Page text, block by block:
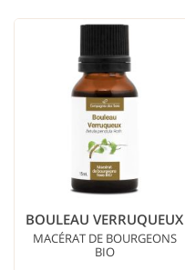
BOULEAU VERRUQUEUX
MACÉRAT DE BOURGEONS
BIO